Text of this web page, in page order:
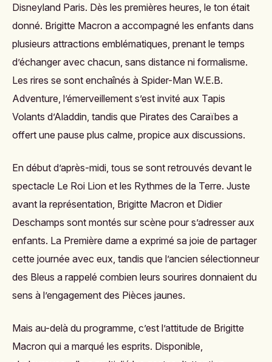
Disneyland Paris. Dès les premières heures, le ton était
donné. Brigitte Macron a accompagné les enfants dans
plusieurs attractions emblématiques, prenant le temps
d’échanger avec chacun, sans distance ni formalisme.
Les rires se sont enchaînés à Spider-Man W.E.B.
Adventure , l’émerveillement s’est invité aux Tapis
Volants d’Aladdin , tandis que Pirates des Caraïbes a
offert une pause plus calme, propice aux discussions.
En début d’après-midi, tous se sont retrouvés devant le
spectacle Le Roi Lion et les Rythmes de la Terre. Juste
avant la représentation, Brigitte Macron et Didier
Deschamps sont montés sur scène pour s’adresser aux
enfants. La Première dame a exprimé sa joie de partager
cette journée avec eux, tandis que l’ancien sélectionneur
des Bleus a rappelé combien leurs sourires donnaient du
sens à l’engagement des Pièces jaunes.
Mais au-delà du programme, c’est l’attitude de Brigitte
Macron qui a marqué les esprits. Disponible,